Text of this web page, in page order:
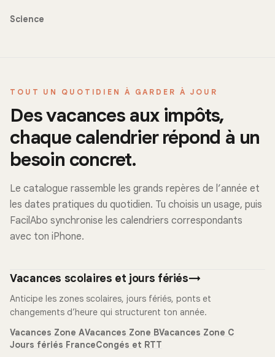
Science
TOUT UN QUOTIDIEN À GARDER À JOUR
Des vacances aux impôts,
chaque calendrier répond à un
besoin concret.
Le catalogue rassemble les grands repères de l’année et
les dates pratiques du quotidien. Tu choisis un usage, puis
FacilAbo synchronise les calendriers correspondants
avec ton iPhone.
Vacances scolaires et jours fériés→
Anticipe les zones scolaires, jours fériés, ponts et
changements d’heure qui structurent ton année.
Vacances Zone AVacances Zone BVacances Zone C
Jours fériés FranceCongés et RTT